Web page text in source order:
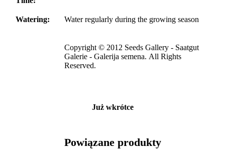
Watering: Water regularly during the growing season
Copyright © 2012 Seeds Gallery - Saatgut
Galerie - Galerija semena. All Rights
Reserved.
Już wkrótce
Powiązane produkty